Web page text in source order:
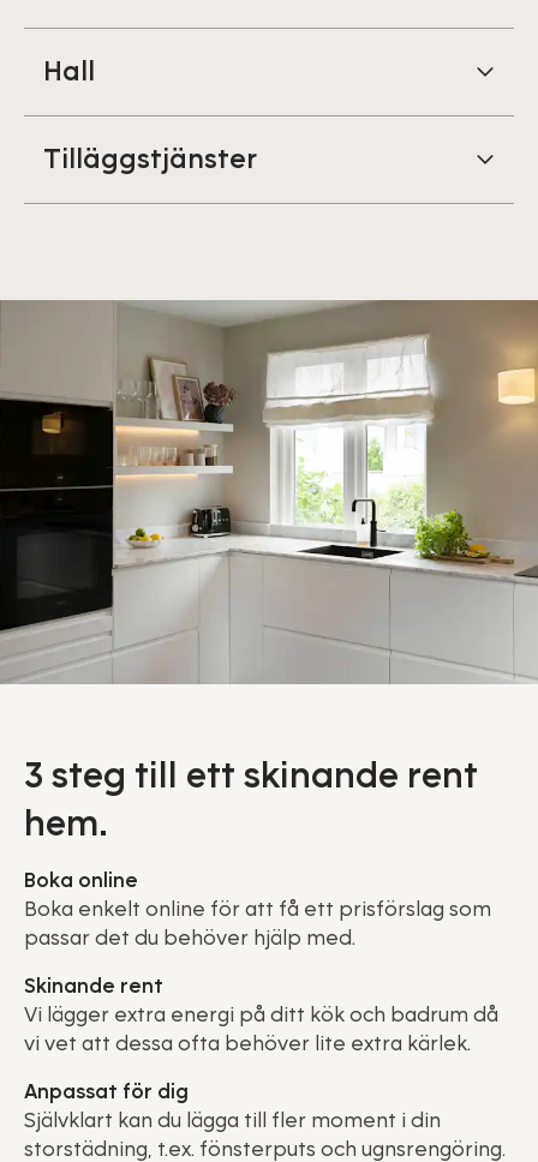
Hall
Tilläggstjänster
3 steg till ett skinande rent
hem.
Boka online
Boka enkelt online för att få ett prisförslag som
passar det du behöver hjälp med.
Skinande rent
Vi lägger extra energi på ditt kök och badrum då
vi vet att dessa ofta behöver lite extra kärlek.
Anpassat för dig
Självklart kan du lägga till fler moment i din
storstädning, t.ex. fönsterputs och ugnsrengöring.